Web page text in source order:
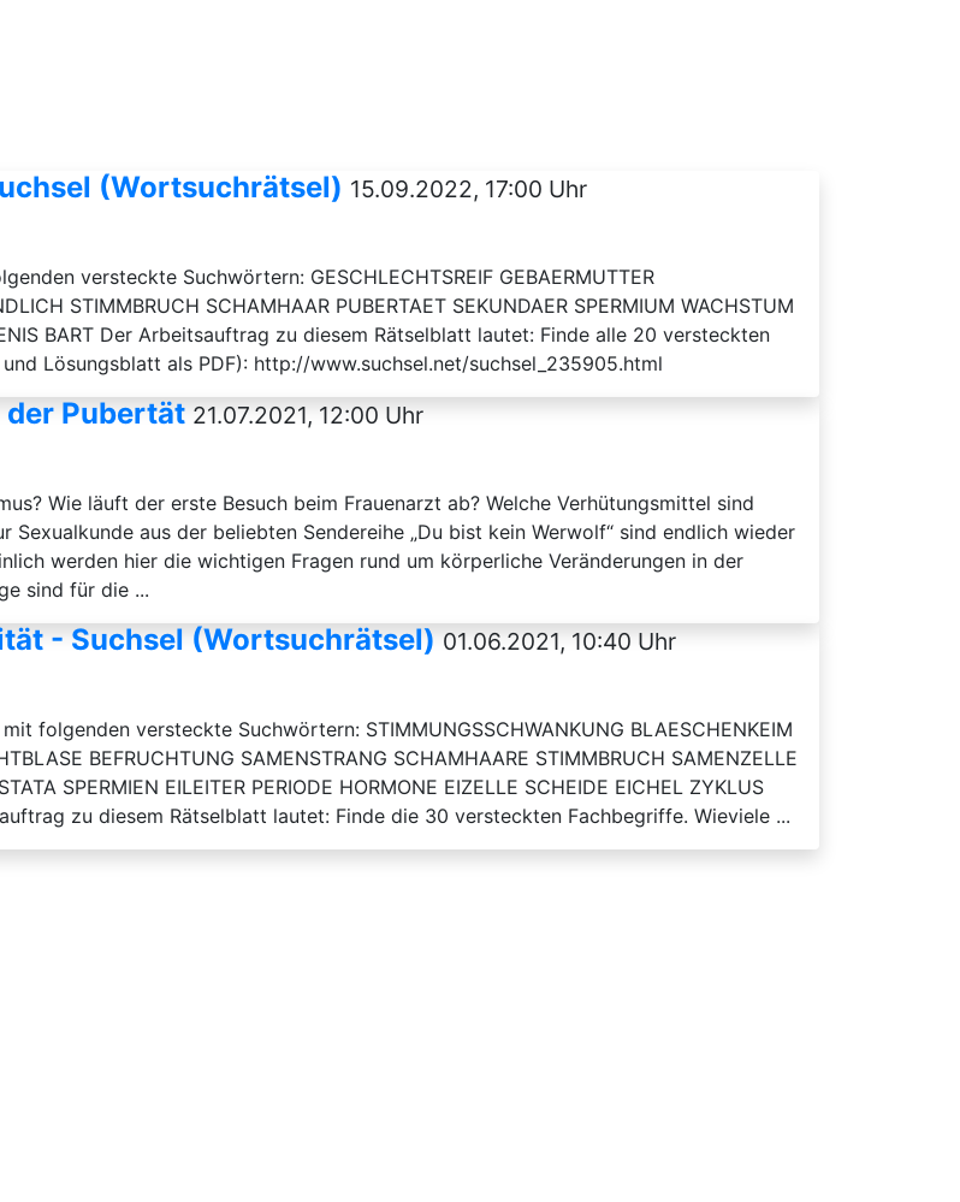
(Wortsuchrätsel) 15.09.2022, 17:00 Uhr
versteckte Suchwörtern: GESCHLECHTSREIF GEBAERMUTTER
STIMMBRUCH SCHAMHAAR PUBERTAET SEKUNDAER SPERMIUM WACHSTUM
BART Der Arbeitsauftrag zu diesem Rätselblatt lautet: Finde alle 20 versteckten
Lösungsblatt als PDF): http://www.suchsel.net/suchsel_235905.html
der Pubertät 21.07.2021, 12:00 Uhr
Wie läuft der erste Besuch beim Frauenarzt ab? Welche Verhütungsmittel sind
aus der beliebten Sendereihe „Du bist kein Werwolf“ sind endlich wieder
werden hier die wichtigen Fragen rund um körperliche Veränderungen in der
sind für die ...
- Suchsel (Wortsuchrätsel) 01.06.2021, 10:40 Uhr
folgenden versteckte Suchwörtern: STIMMUNGSSCHWANKUNG BLAESCHENKEIM
BEFRUCHTUNG SAMENSTRANG SCHAMHAARE STIMMBRUCH SAMENZELLE
SPERMIEN EILEITER PERIODE HORMONE EIZELLE SCHEIDE EICHEL ZYKLUS
zu diesem Rätselblatt lautet: Finde die 30 versteckten Fachbegriffe. Wieviele ...